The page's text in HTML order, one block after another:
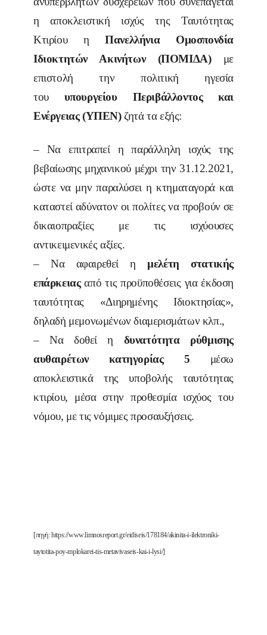
η αποκλειστική ισχύς της Ταυτότητας
Κτιρίου η Πανελλήνια Ομοσπονδία
Ιδιοκτητών Ακινήτων (ΠΟΜΙΔΑ)με
επιστολή την πολιτική ηγεσία
τουυπουργείου Περιβάλλοντος και
Ενέργειας (ΥΠΕΝ)ζητά τα εξής:
– Να επιτραπεί η παράλληλη ισχύς της
βεβαίωσης μηχανικού μέχρι την 31.12.2021,
ώστε να μην παραλύσει η κτηματαγορά και
καταστεί αδύνατον οι πολίτες να προβούν σε
δικαιοπραξίες με τις ισχύουσες
αντικειμενικές αξίες.
– Να αφαιρεθεί ημελέτη στατικής
επάρκειαςαπό τις προϋποθέσεις για έκδοση
ταυτότητας «Διηρημένης Ιδιοκτησίας»,
δηλαδή μεμονωμένων διαμερισμάτων κλπ.,
– Να δοθεί η δυνατότητα ρύθμισης
αυθαιρέτων κατηγορίας 5 μέσω
αποκλειστικά της υποβολής ταυτότητας
κτιρίου, μέσα στην προθεσμία ισχύος του
νόμου, με τις νόμιμες προσαυξήσεις.
[πηγή: https://www.limnosreport.gr/eidiseis/178184/akinita-i-ilektroniki-
taytotita-poy-mplokarei-tis-metavivaseis-kai-i-lysi/]